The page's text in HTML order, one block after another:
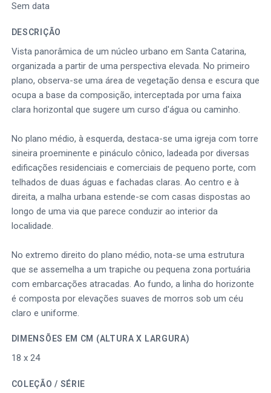
Sem data
DESCRIÇÃO
Vista panorâmica de um núcleo urbano em Santa Catarina,
organizada a partir de uma perspectiva elevada. No primeiro
plano, observa-se uma área de vegetação densa e escura que
ocupa a base da composição, interceptada por uma faixa
clara horizontal que sugere um curso d'água ou caminho.
No plano médio, à esquerda, destaca-se uma igreja com torre
sineira proeminente e pináculo cônico, ladeada por diversas
edificações residenciais e comerciais de pequeno porte, com
telhados de duas águas e fachadas claras. Ao centro e à
direita, a malha urbana estende-se com casas dispostas ao
longo de uma via que parece conduzir ao interior da
localidade.
No extremo direito do plano médio, nota-se uma estrutura
que se assemelha a um trapiche ou pequena zona portuária
com embarcações atracadas. Ao fundo, a linha do horizonte
é composta por elevações suaves de morros sob um céu
claro e uniforme.
DIMENSÕES EM CM (ALTURA X LARGURA)
18 x 24
COLEÇÃO / SÉRIE